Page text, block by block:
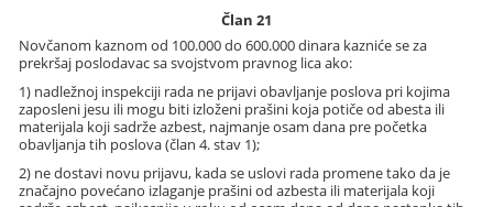
Član 21
Novčanom kaznom od 100.000 do 600.000 dinara kazniće se za
prekršaj poslodavac sa svojstvom pravnog lica ako:
1) nadležnoj inspekciji rada ne prijavi obavljanje poslova pri kojima
zaposleni jesu ili mogu biti izloženi prašini koja potiče od abesta ili
materijala koji sadrže azbest, najmanje osam dana pre početka
obavljanja tih poslova (član 4. stav 1);
2) ne dostavi novu prijavu, kada se uslovi rada promene tako da je
značajno povećano izlaganje prašini od azbesta ili materijala koji